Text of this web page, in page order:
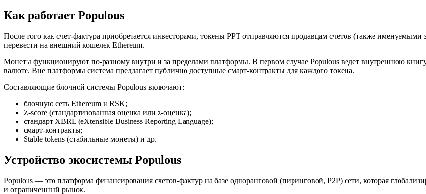
Как работает Populous
После того как счет-фактура приобретается инвесторами, токены PPT отправляются продавцам счетов (также
перевести на внешний кошелек Ethereum.
Монеты функционируют по-разному внутри и за пределами платформы. В первом случае Populous ведет внутреннюю
валюте. Вне платформы система предлагает публично доступные смарт-контракты для каждого токена.
Составляющие блочной системы Populous включают:
блочную сеть Ethereum и RSK;
Z-score (стандартизованная оценка или z-оценка);
стандарт XBRL (eXtensible Business Reporting Language);
смарт-контракты;
Stable tokens (стабильные монеты) и др.
Устройство экосистемы Populous
Populous — это платформа финансирования счетов-фактур на базе одноранговой (пиринговой, P2P) сети, которая
и ограниченный рынок.